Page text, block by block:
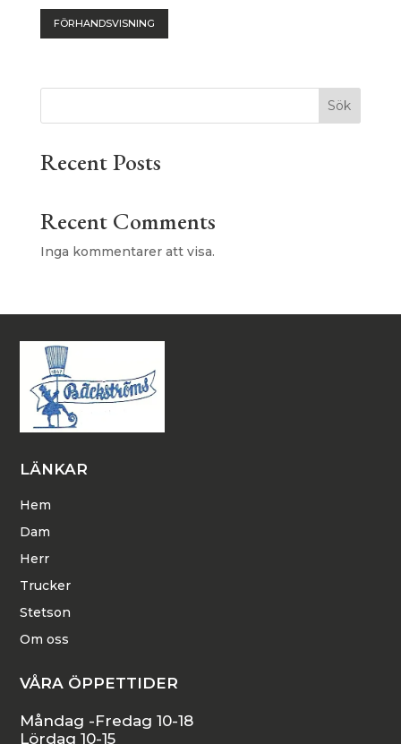
FÖRHANDSVISNING
Sök
Recent Posts
Recent Comments
Inga kommentarer att visa.
LÄNKAR
Hem
Dam
Herr
Trucker
Stetson
Om oss
VÅRA ÖPPETTIDER
Måndag -Fredag 10-18
Lördag 10-15